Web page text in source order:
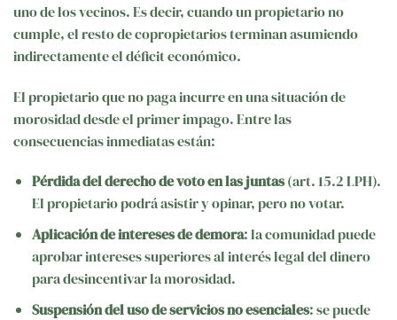
uno de los vecinos. Es decir, cuando un propietario no
cumple, el resto de copropietarios terminan asumiendo
indirectamente el déficit económico.
El propietario que no paga incurre en una situación de
morosidad desde el primer impago. Entre las
consecuencias inmediatas están:
Pérdida del derecho de voto en las juntas(art. 15.2 LPH).
El propietario podrá asistir y opinar, pero no votar.
Aplicación de intereses de demora: la comunidad puede
aprobar intereses superiores al interés legal del dinero
para desincentivar la morosidad.
Suspensión del uso de servicios no esenciales: se puede